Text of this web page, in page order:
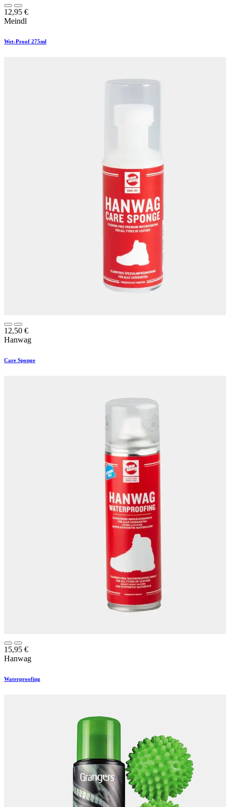
12,95 €
Meindl
Wet-Proof 275ml
12,50 €
Hanwag
Care Sponge
15,95 €
Hanwag
Waterproofing